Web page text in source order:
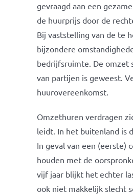
gevraagd aan een
de huurprijs door de
Bij vaststelling van de te
bijzondere
bedrijfsruimte. De omzet
van partijen is geweest.
huurovereenkomst.
Omzethuren verdragen
leidt. In het buitenland is
In geval van een (eerste)
houden met de
vijf jaar blijkt het echter
ook niet makkelijk slecht